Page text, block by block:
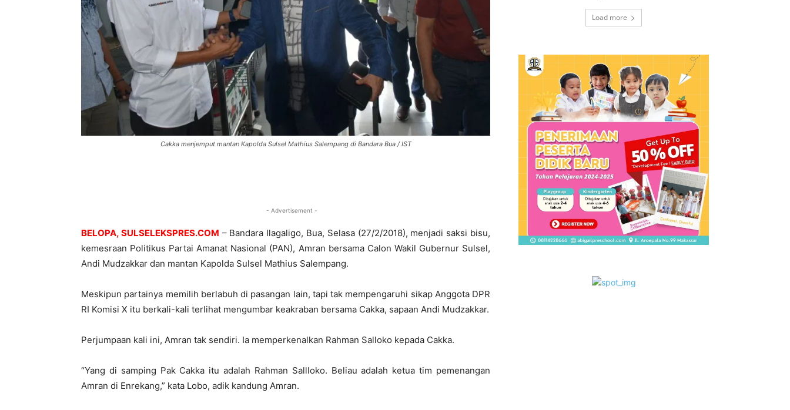
Cakka menjemput mantan Kapolda Sulsel Mathius Salempang di Bandara Bua / IST
- Advertisement -
BELOPA, SULSELEKSPRES.COM – Bandara Ilagaligo, Bua, Selasa (27/2/2018), menjadi saksi bisu,
kemesraan Politikus Partai Amanat Nasional (PAN), Amran bersama Calon Wakil Gubernur Sulsel,
Andi Mudzakkar dan mantan Kapolda Sulsel Mathius Salempang.
Meskipun partainya memilih berlabuh di pasangan lain, tapi tak mempengaruhi sikap Anggota DPR
RI Komisi X itu berkali-kali terlihat mengumbar keakraban bersama Cakka, sapaan Andi Mudzakkar.
Perjumpaan kali ini, Amran tak sendiri. Ia memperkenalkan Rahman Salloko kepada Cakka.
“Yang di samping Pak Cakka itu adalah Rahman Sallloko. Beliau adalah ketua tim pemenangan
Amran di Enrekang,” kata Lobo, adik kandung Amran.
Load more